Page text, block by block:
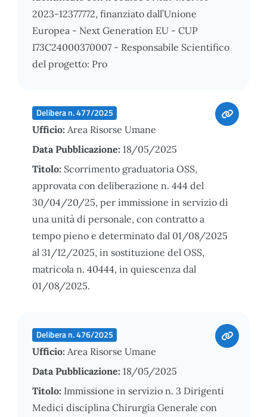
2023-12377772, finanziato dall’Unione
Europea - Next Generation EU - CUP
I73C24000370007 - Responsabile Scientifico
del progetto: Pro
Delibera n. 477/2025
Ufficio: Area Risorse Umane
Data Pubblicazione: 18/05/2025
Titolo: Scorrimento graduatoria OSS,
approvata con deliberazione n. 444 del
30/04/20/25, per immissione in servizio di
una unità di personale, con contratto a
tempo pieno e determinato dal 01/08/2025
al 31/12/2025, in sostituzione del OSS,
matricola n. 40444, in quiescenza dal
01/08/2025.
Delibera n. 476/2025
Ufficio: Area Risorse Umane
Data Pubblicazione: 18/05/2025
Titolo: Immissione in servizio n. 3 Dirigenti
Medici disciplina Chirurgia Generale con